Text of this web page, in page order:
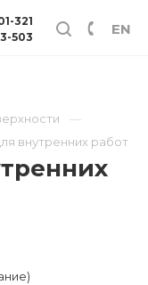
EN
321
503
внутренних работ